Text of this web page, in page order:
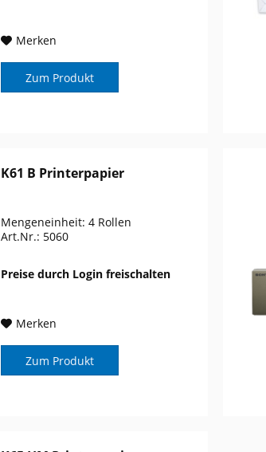
Merken
Zum Produkt
K61 B Printerpapier
Mengeneinheit: 4 Rollen
Art.Nr.: 5060
Preise durch Login freischalten
Merken
Zum Produkt